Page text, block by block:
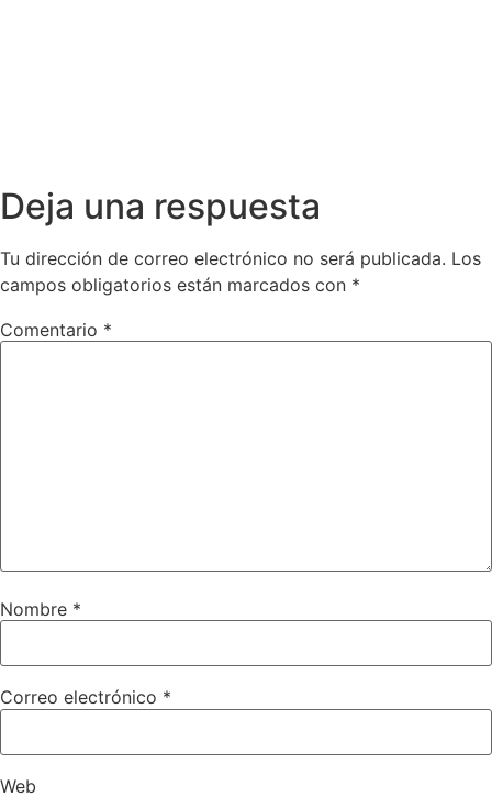
Deja una respuesta
Tu dirección de correo electrónico no será publicada. Los
campos obligatorios están marcados con *
Comentario *
Nombre *
Correo electrónico *
Web